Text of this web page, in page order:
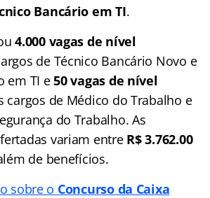
Bancário em TI.
4.000 vagas de nível
de Técnico Bancário Novo e
em TI e50 vagas de nível
cargos de Médico do Trabalho e
do Trabalho. As
variam entre R$ 3.762.00
de benefícios.
sobre o Concurso da Caixa